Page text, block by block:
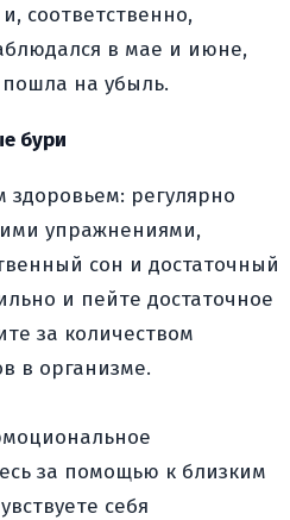
соответственно,
в мае и июне,
пошла на убыль.
бури
здоровьем: регулярно
упражнениями,
сон и достаточный
и пейте достаточное
за количеством
в организме.
за помощью к близким
себя